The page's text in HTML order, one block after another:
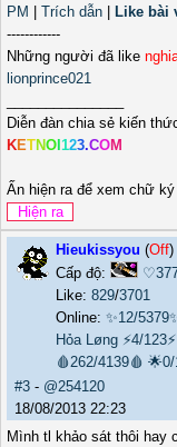
PM
Trích dẫn Like bài
------------
Những người đã like
lionprince021
Diễn đàn chia sẻ kiến
KETNO 123.COM
Ấn hiện ra để xem chữ
Hieukissyou (Off)
Cấp độ:
Like: 829/3701
Online: ✨12/
Hỏa Løng ⚡4/123⚡
🩸262/4139🩸
#3 - @254120
18/08/2013 22:23
Mình tl khảo sát thôi hay